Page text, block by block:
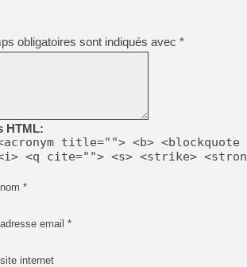
[GK] Isle of Reveries : le
obligatoires sont indiqués avec *
HTML:
title=""> <b> <blockquote
<q cite=""> <s> <strike>
*
email *
internet